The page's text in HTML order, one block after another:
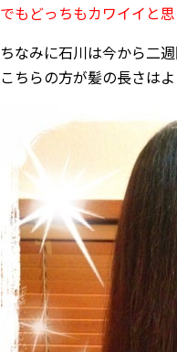
でもどっちもカワイイと思
ちなみに石川は今から二
こちらの方が髪の長さはよ